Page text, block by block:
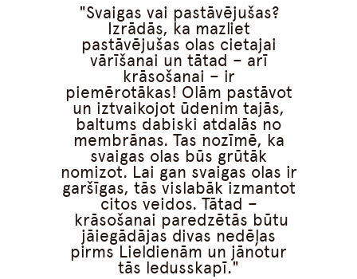
Svaigas vai pastāvējušas?
Izrādās, ka mazliet
pastāvējušas olas cietajai
vārīšanai un tātad – arī
krāsošanai – ir
piemērotākas! Olām pastāvot
un iztvaikojot ūdenim tajās,
baltums dabiski atdalās no
membrānas. Tas nozīmē, ka
svaigas olas būs grūtāk
nomizot. Lai gan svaigas olas ir
garšīgas, tās vislabāk izmantot
citos veidos. Tātad –
krāsošanai paredzētās būtu
jāiegādājas divas nedēļas
pirms Lieldienām un jānotur
tās ledusskapī.